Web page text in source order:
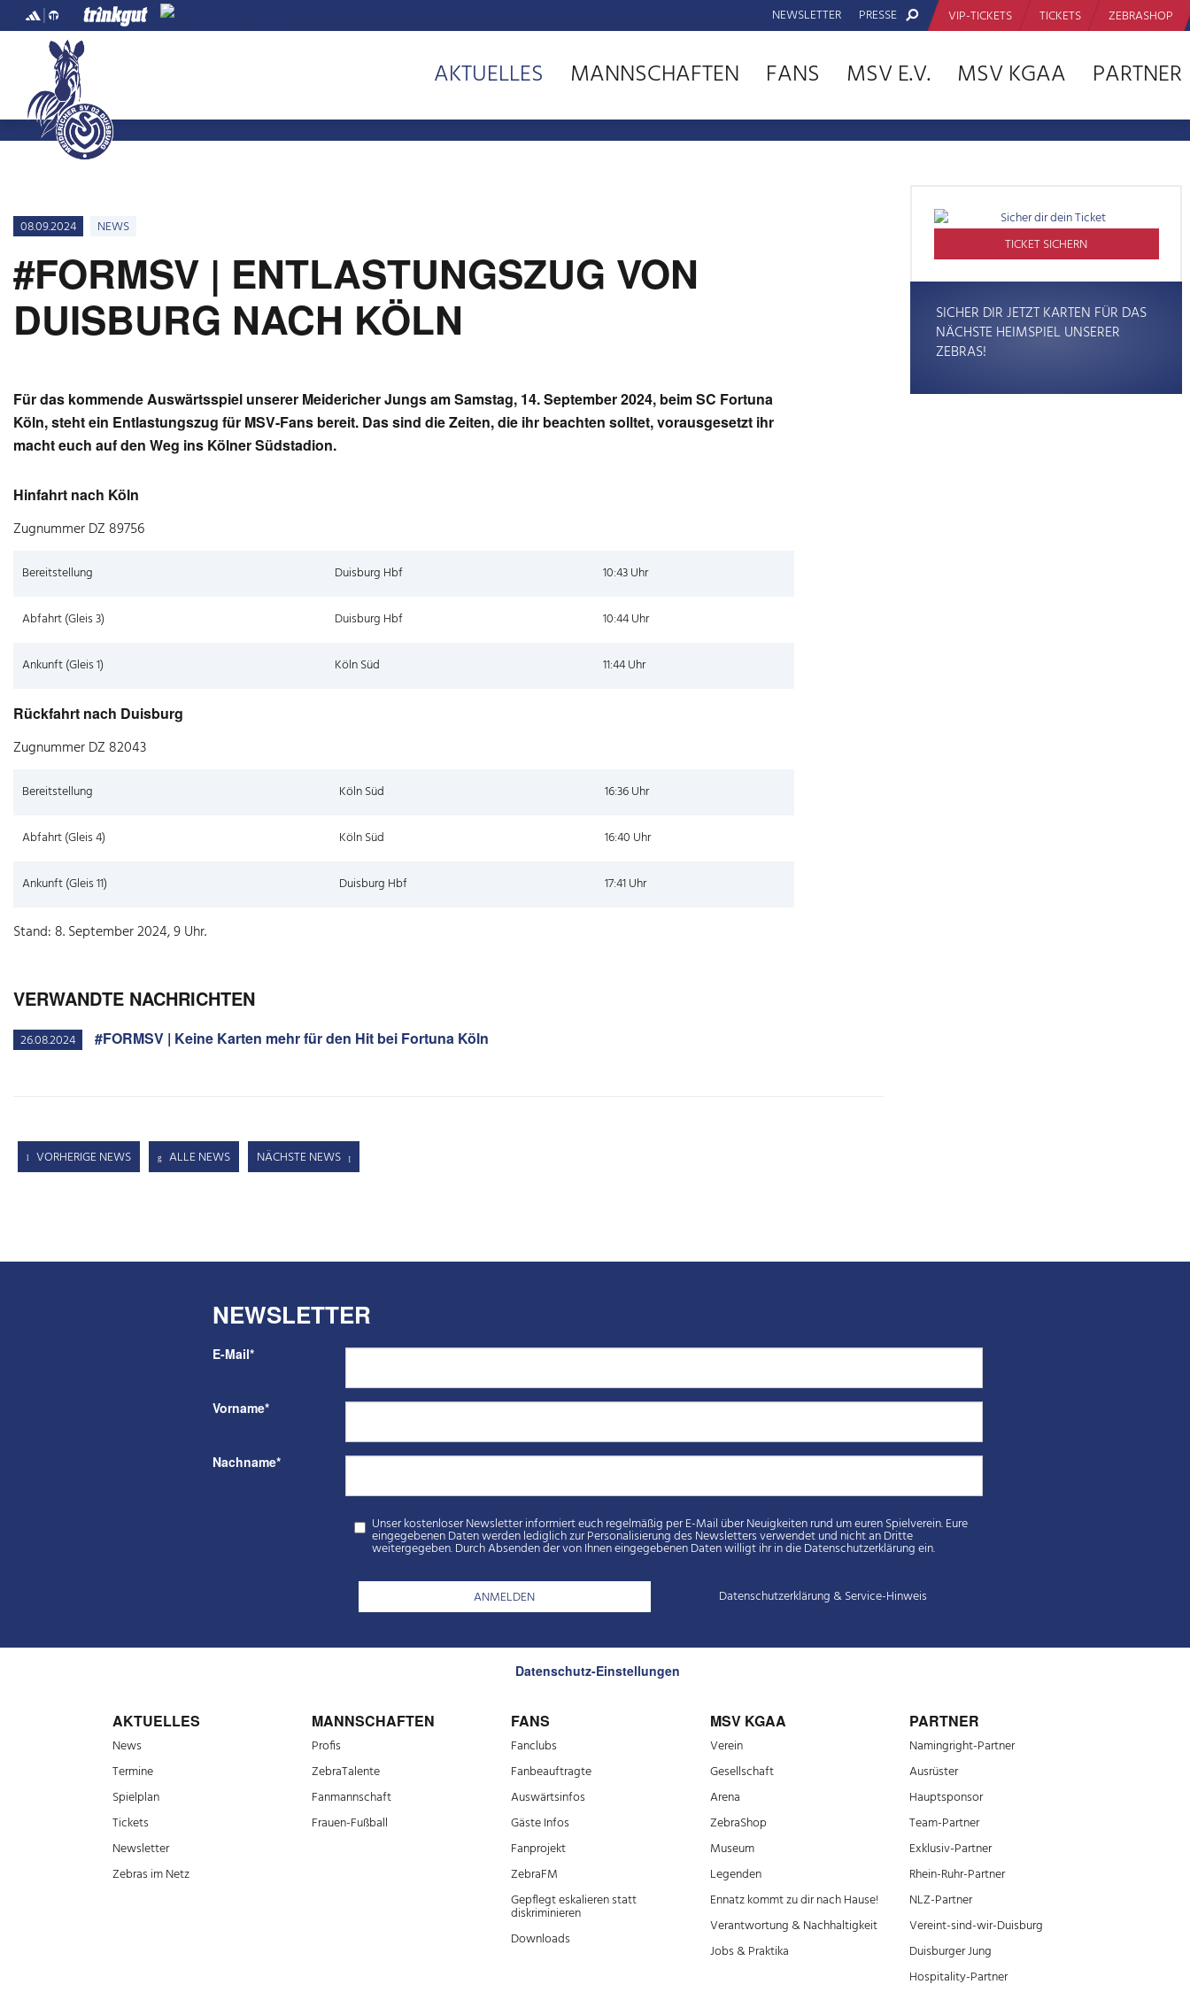
VIP-TICKETS TICKETS ZEBRASHOP
NEWSLETTER PRESSE
AKTUELLES MANNSCHAFTEN FANS MSV E.V. MSV KGAA PARTNER
08.09.2024 NEWS
#FORMSV | ENTLASTUNGSZUG VON
DUISBURG NACH KÖLN
Für das kommende Auswärtsspiel unserer Meidericher Jungs am Samstag, 14. September 2024, beim SC Fortuna
Köln, steht ein Entlastungszug für MSV-Fans bereit. Das sind die Zeiten, die ihr beachten solltet, vorausgesetzt ihr
macht euch auf den Weg ins Kölner Südstadion.
Hinfahrt nach Köln
Zugnummer DZ 89756
Bereitstellung Duisburg Hbf 10:43 Uhr
Abfahrt (Gleis 3) Duisburg Hbf 10:44 Uhr
Ankunft (Gleis 1) Köln Süd 11:44 Uhr
Rückfahrt nach Duisburg
Zugnummer DZ 82043
Bereitstellung Köln Süd 16:36 Uhr
Abfahrt (Gleis 4) Köln Süd 16:40 Uhr
Ankunft (Gleis 11) Duisburg Hbf 17:41 Uhr
Stand: 8. September 2024, 9 Uhr.
VERWANDTE NACHRICHTEN
26.08.2024 #FORMSV | Keine Karten mehr für den Hit bei Fortuna Köln
VORHERIGE NEWS ALLE NEWS NÄCHSTE NEWS
TICKET SICHERN
SICHER DIR JETZT KARTEN FÜR DAS
NÄCHSTE HEIMSPIEL UNSERER
ZEBRAS!
NEWSLETTER
E-Mail*
Vorname*
Nachname*
Unser kostenloser Newsletter informiert euch regelmäßig per E-Mail über Neuigkeiten rund um euren Spielverein. Eure
eingegebenen Daten werden lediglich zur Personalisierung des Newsletters verwendet und nicht an Dritte
weitergegeben. Durch Absenden der von Ihnen eingegebenen Daten willigt ihr in die Datenschutzerklärung ein.
Datenschutzerklärung &Service-Hinweis
Datenschutz-Einstellungen
AKTUELLES
News
Termine
Spielplan
Tickets
Newsletter
Zebras im Netz
MANNSCHAFTEN
Profis
ZebraTalente
Fanmannschaft
Frauen-Fußball
FANS
Fanclubs
Fanbeauftragte
Auswärtsinfos
Gäste Infos
Fanprojekt
ZebraFM
Gepflegt eskalieren statt
diskriminieren
Downloads
MSV KGAA
Verein
Gesellschaft
Arena
ZebraShop
Museum
Legenden
Ennatz kommt zu dir nach Hause!
Verantwortung & Nachhaltigkeit
Jobs & Praktika
PARTNER
Namingright-Partner
Ausrüster
Hauptsponsor
Team-Partner
Exklusiv-Partner
Rhein-Ruhr-Partner
NLZ-Partner
Vereint-sind-wir-Duisburg
Duisburger Jung
Hospitality-Partner